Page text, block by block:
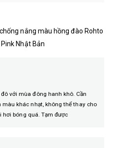
nắng màu hồng đào Rohto
Nhật Bản
với mùa đông hanh khô. Cần
màu khác nhạt, không thể thay cho
hơi bóng quá. Tạm được